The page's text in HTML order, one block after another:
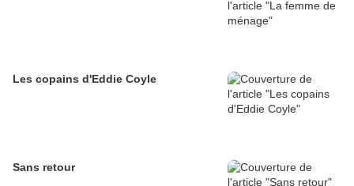
Les copains d'Eddie Coyle
Sans retour